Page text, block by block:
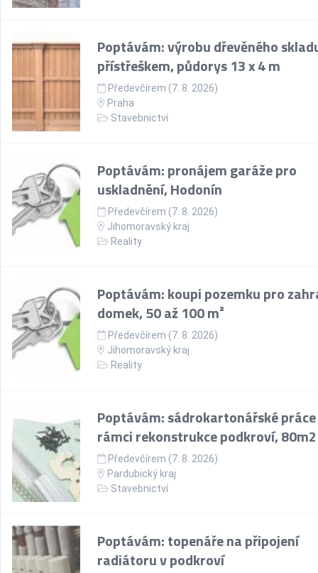
Poptávám: výrobu dřevěného
přístřeškem, půdorys 13 x 4 m
Předevčírem (7. 8. 2026)
Praha
Stavebnictví
Poptávám: pronájem garáže pro
uskladnění, Hodonín
Předevčírem (7. 8. 2026)
Jihomoravský kraj
Reality
Poptávám: koupi pozemku pro
domek, 50 až 100 m²
Předevčírem (7. 8. 2026)
Jihomoravský kraj
Reality
Poptávám: sádrokartonářské
rámci rekonstrukce podkroví, 80m2
Předevčírem (7. 8. 2026)
Pardubický kraj
Stavebnictví
Poptávám: topenáře na připojení
radiátoru v podkroví